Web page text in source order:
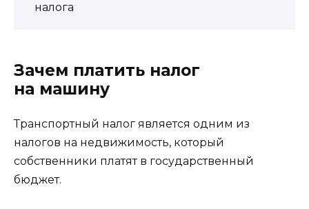
налога
Зачем платить налог
на машину
Транспортный налог является одним из
налогов на недвижимость, который
собственники платят в государственный
бюджет.